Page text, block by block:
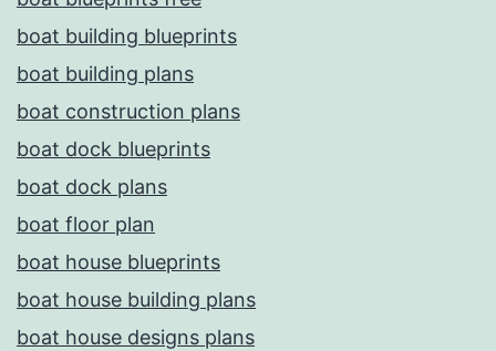
boat building blueprints
boat building plans
boat construction plans
boat dock blueprints
boat dock plans
boat floor plan
boat house blueprints
boat house building plans
boat house designs plans